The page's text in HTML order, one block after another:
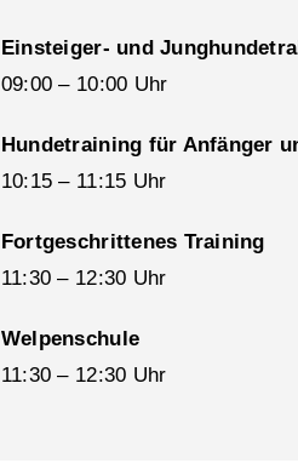
Einsteiger- und
09:00 – 10:00 Uhr
Hundetraining für Anfänger
10:15 – 11:15 Uhr
Fortgeschrittenes Training
11:30 – 12:30 Uhr
Welpenschule
11:30 – 12:30 Uhr